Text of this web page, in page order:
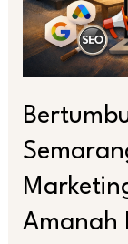
Amanah
Ayah
Amanah
Digital